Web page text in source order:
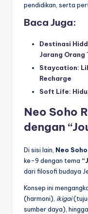
pendidikan, serta
Baca Juga:
Destinasi
Jarang Orang
Staycation:
Recharge
Soft Life:
Neo Soho
dengan
Di sisi lain, Neo
ke-9 dengan tema
dari filosofi budaya
Konsep ini
(harmoni), ikigai
sumber daya), hingga